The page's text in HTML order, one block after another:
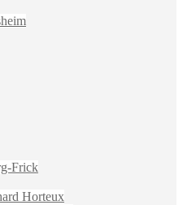
Frick
Horteux